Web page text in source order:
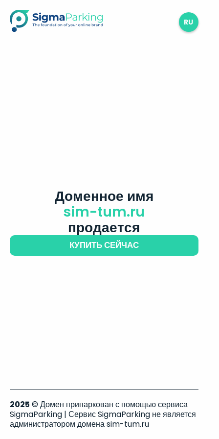
RU
Доменное имя
sim-tum.ru
продается
КУПИТЬ СЕЙЧАС
2025 © Домен припаркован с помощью сервиса
SigmaParking | Сервис SigmaParking не является
администратором домена sim-tum.ru